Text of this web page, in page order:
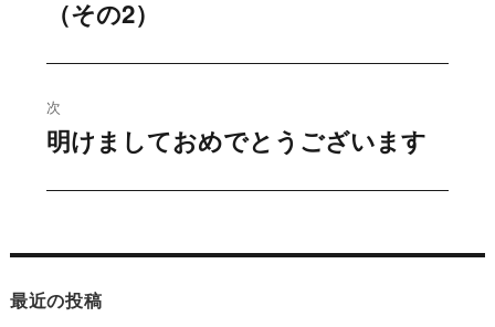
ナ
ビ
ゲ
ー
ョ
ン
去
稿:
（その2）
次
次
明けましておめでとうございます
最近の投稿